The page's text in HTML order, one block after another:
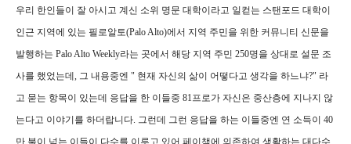
우리 한인들이 잘 아시고 계신 소위 명문 대학이라고 일컫는 스탠포드 대학이
인근 지역에 있는 필로알토(Palo Alto)에서 지역 주민을 위한 커뮤니티 신문을
발행하는 Palo Alto Weekly라는 곳에서 해당 지역 주민 250명을 상대로 설문 조
사를 했었는데, 그 내용중엔 " 현재 자신의 삶이 어떻다고 생각을 하느냐?" 라
고 묻는 항목이 있는데 응답을 한 이들중 81프로가 자신은 중산층에 지나지 않
는다고 이야기를 하더랍니다. 그런데 그런 응답을 하는 이들중엔 연 소득이 40
만 불이 넘는 이들이 다수를 이루고 있어 페이책에 의존하여 생활하는 대다수